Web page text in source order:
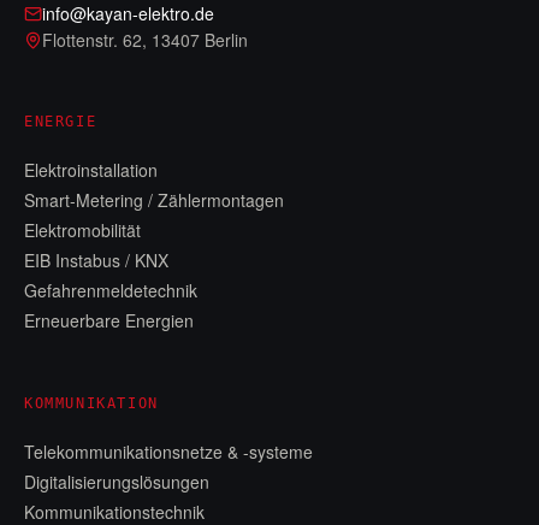
info@kayan-elektro.de
Flottenstr. 62, 13407 Berlin
ENERGIE
Elektroinstallation
Smart-Metering / Zählermontagen
Elektromobilität
EIB Instabus / KNX
Gefahrenmeldetechnik
Erneuerbare Energien
KOMMUNIKATION
Telekommunikationsnetze & -systeme
Digitalisierungslösungen
Kommunikationstechnik